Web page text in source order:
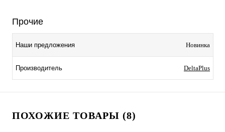
Прочие
Наши предложения Новинка
Производитель DeltaPlus
ПОХОЖИЕ ТОВАРЫ (8)